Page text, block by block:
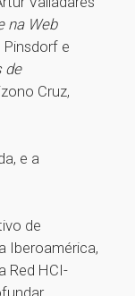
na Web
Pinsdorf e
de
Cruz,
e a
de
Iberoamérica,
Red HCI-